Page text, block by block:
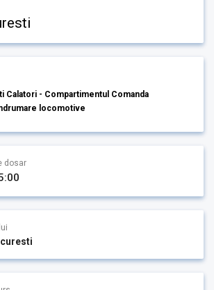
Calatori - Compartimentul Comanda
locomotive
dosar